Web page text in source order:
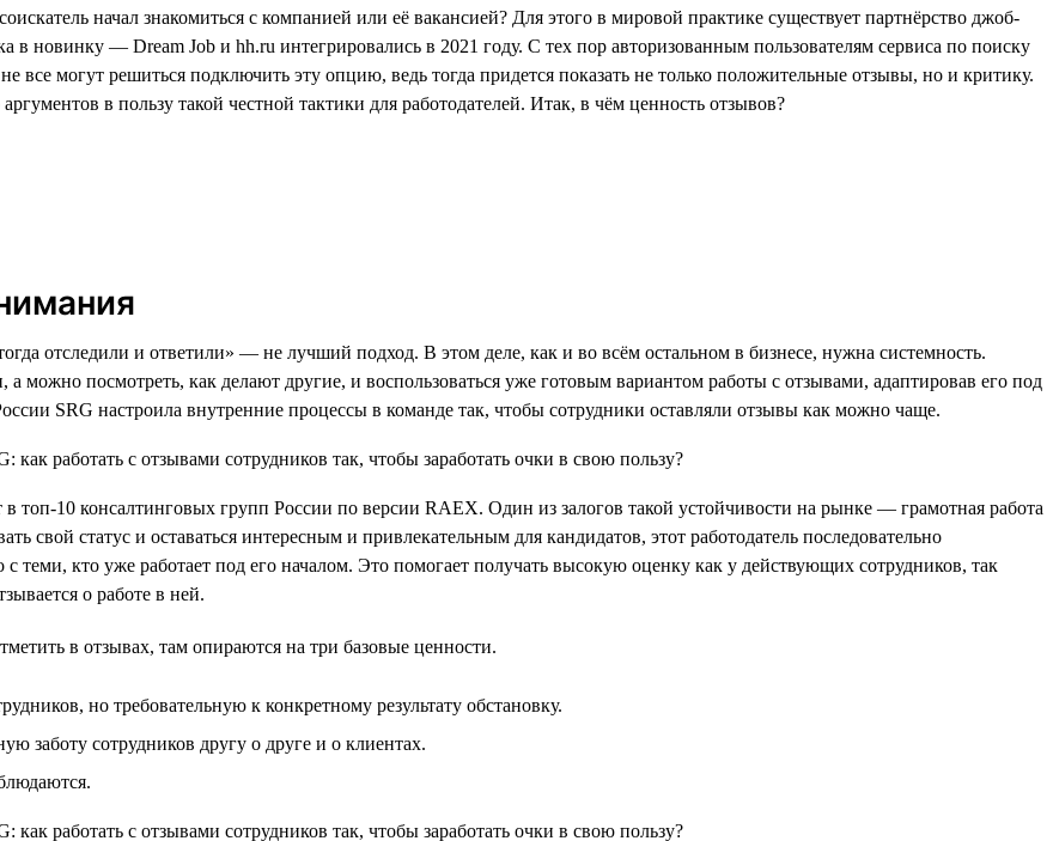
начал знакомиться с компанией или её вакансией? Для этого в мировой практике существует партнёрство джоб-
в новинку — Dream Job и hh.ru интегрировались в 2021 году. С тех пор авторизованным пользователям сервиса по поиску
все могут решиться подключить эту опцию, ведь тогда придется показать не только положительные отзывы, но и критику.
в пользу такой честной тактики для работодателей. Итак, в чём ценность отзывов?
отследили и ответили» — не лучший подход. В этом деле, как и во всём остальном в бизнесе, нужна системность.
посмотреть, как делают другие, и воспользоваться уже готовым вариантом работы с отзывами, адаптировав его под
SRG настроила внутренние процессы в команде так, чтобы сотрудники оставляли отзывы как можно чаще.
топ-10 консалтинговых групп России по версии RAEX. Один из залогов такой устойчивости на рынке — грамотная работа
свой статус и оставаться интересным и привлекательным для кандидатов, этот работодатель последовательно
теми, кто уже работает под его началом. Это помогает получать высокую оценку как у действующих сотрудников, так
о работе в ней.
в отзывах, там опираются на три базовые ценности.
но требовательную к конкретному результату обстановку.
сотрудников другу о друге и о клиентах.